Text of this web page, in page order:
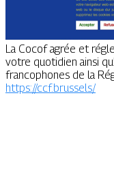
La Cocof agrée et
votre quotidien ainsi
francophones de la
https://ccf.brussels/